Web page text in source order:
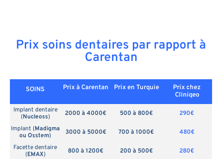
Prix soins dentaires par rapport à
Carentan
SOINS Prix à Carentan Prix en Turquie
Prix chez
Cliniqeo
Implant dentaire
(Nucleoss) 2000 à 4000€ 500 à 800€
290€
Implant (Madigma
ou Osstem) 3000 à 5000€ 700 à 1000€
480€
Facette dentaire
(EMAX) 800 à 1200€ 200 à 500€
280€